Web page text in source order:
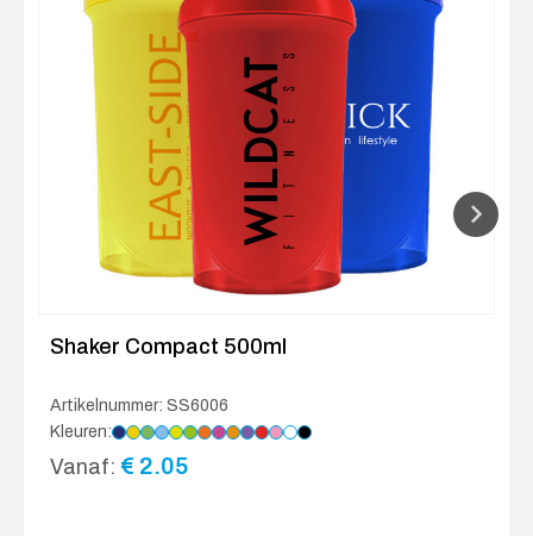
Shaker Compact 500ml
Artikelnummer: SS6006
Kleuren:
Vanaf: € 2.05